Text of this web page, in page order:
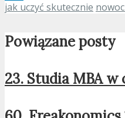
LinkedIn
jak uczyć skutecznie
Powiązane posty
23. Studia MBA w